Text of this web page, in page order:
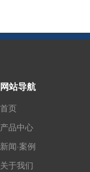
网站导航
首页
产品中心
新闻·案例
关于我们